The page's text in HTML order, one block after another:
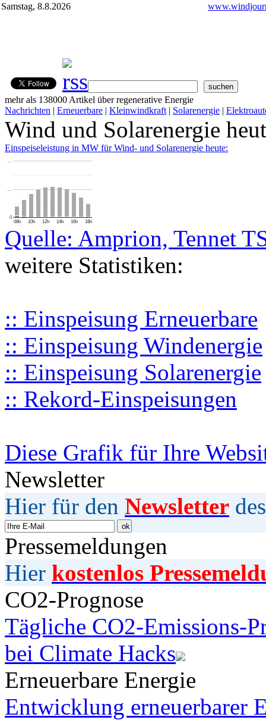
Samstag, 8.8.2026
mehr als 138000 Artikel über regenerative Energie
Nachrichten | Erneuerbare | Kleinwindkraft | Solarenergie |
Wind und Solarenergie
Einspeiseleistung in MW für Wind- und Solarenergie heute:
08h 10h 12h 14h 16h 18h
0
…
…
Quelle: Amprion, Tennet
weitere Statistiken:
:: Einspeisung Erneuerbare
:: Einspeisung Windenergie
:: Einspeisung Solarenergie
:: Rekord-Einspeisungen
Diese Grafik für Ihre
Newsletter
Hier für den Newsletter
Pressemeldungen
Hier kostenlos
CO2-Prognose
Tägliche CO2-Emissions-
bei Climate Hacks
Erneuerbare Energie
Entwicklung erneuerbarer